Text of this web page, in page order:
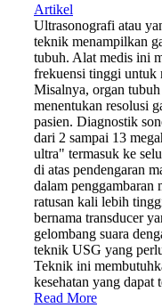
Artikel
Ultrasonografi atau
teknik menampilkan
tubuh. Alat medis ini
frekuensi tinggi untuk
Misalnya, organ
menentukan resolusi
pasien. Diagnostik
dari 2 sampai 13
ultra" termasuk ke
di atas pendengaran
dalam penggambaran
ratusan kali lebih
bernama transducer
gelombang suara
teknik USG yang
Teknik ini
kesehatan yang
Read More